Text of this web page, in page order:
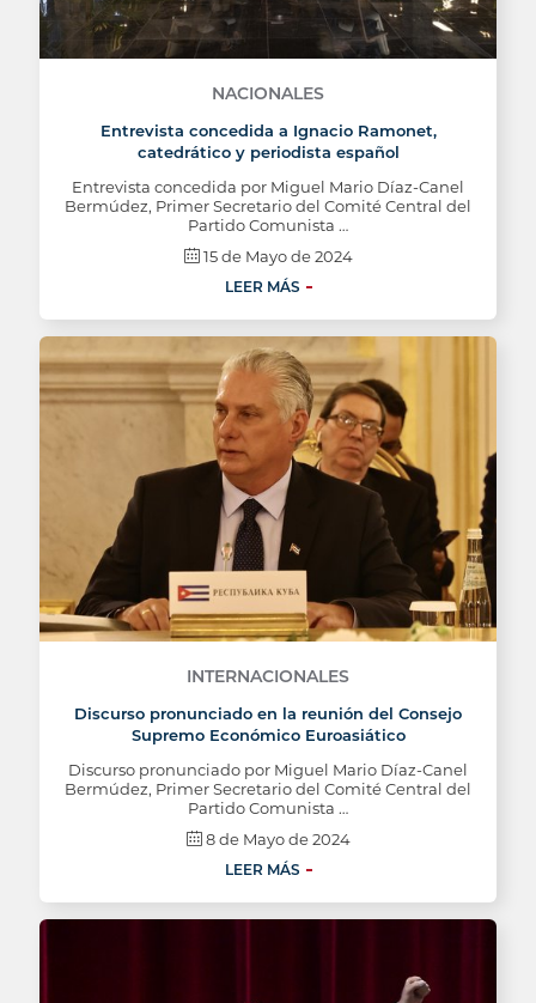
NACIONALES
Entrevista concedida a Ignacio Ramonet,
catedrático y periodista español
Entrevista concedida por Miguel Mario Díaz-Canel
Bermúdez, Primer Secretario del Comité Central del
Partido Comunista …
15 de Mayo de 2024
LEER MÁS
INTERNACIONALES
Discurso pronunciado en la reunión del Consejo
Supremo Económico Euroasiático
Discurso pronunciado por Miguel Mario Díaz-Canel
Bermúdez, Primer Secretario del Comité Central del
Partido Comunista …
8 de Mayo de 2024
LEER MÁS